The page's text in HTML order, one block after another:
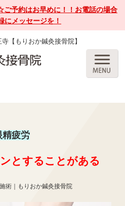
予約はお早めに！！お電話の場合
にメッセージを！
【もりおか鍼灸接骨院】
精疲労
とすることがある
術｜もりおか鍼灸接骨院